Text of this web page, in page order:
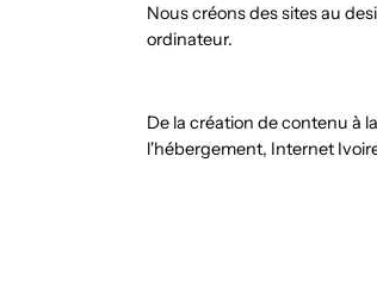
Nous créons des sites au
ordinateur.
De la création de contenu à
l'hébergement, Internet